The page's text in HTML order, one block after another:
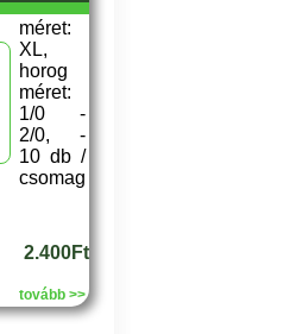
méret:
XL,
horog
méret:
1/0 -
2/0, -
10 db /
csomag
2.400Ft
tovább >>